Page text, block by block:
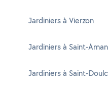
Jardiniers à Vierzon
Jardiniers à Saint-
Jardiniers à Saint-